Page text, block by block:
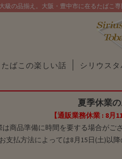
の品揃え。大阪・豊中市に在るたばこ
たばこの楽しい話 シリウス
夏季休業
【通販業務休業 : 8月
商品準備に時間を要する場合がご
支払方法によっては8月15日(土)以